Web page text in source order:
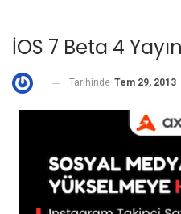
İOS 7 Beta 4
Tarihinde Tem 29, 2013